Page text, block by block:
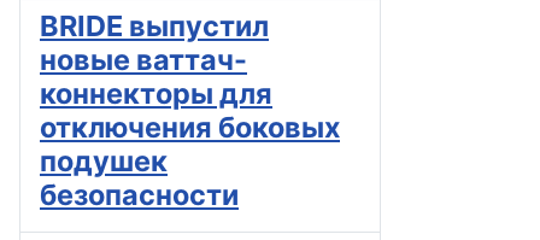
BRIDE выпустил
новые ваттач-
коннекторы для
отключения боковых
подушек
безопасности